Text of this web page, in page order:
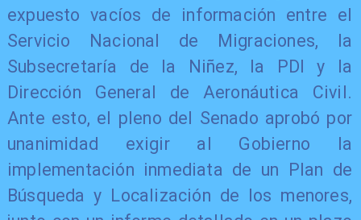
expuesto vacíos de información entre el
Servicio Nacional de Migraciones, la
Subsecretaría de la Niñez, la PDI y la
Dirección General de Aeronáutica Civil.
Ante esto, el pleno del Senado aprobó por
unanimidad exigir al Gobierno la
implementación inmediata de un Plan de
Búsqueda y Localización de los menores,